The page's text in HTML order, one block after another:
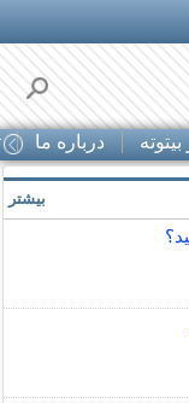
درباره ما
بیشتر